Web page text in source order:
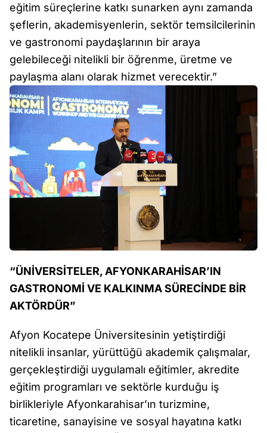
eğitim süreçlerine katkı sunarken aynı zamanda
şeflerin, akademisyenlerin, sektör temsilcilerinin
ve gastronomi paydaşlarının bir araya
gelebileceği nitelikli bir öğrenme, üretme ve
paylaşma alanı olarak hizmet verecektir.”
“ÜNİVERSİTELER, AFYONKARAHİSAR’IN
GASTRONOMİ VE KALKINMA SÜRECİNDE BİR
AKTÖRDÜR”
Afyon Kocatepe Üniversitesinin yetiştirdiği
nitelikli insanlar, yürüttüğü akademik çalışmalar,
gerçekleştirdiği uygulamalı eğitimler, akredite
eğitim programları ve sektörle kurduğu iş
birlikleriyle Afyonkarahisar’ın turizmine,
ticaretine, sanayisine ve sosyal hayatına katkı